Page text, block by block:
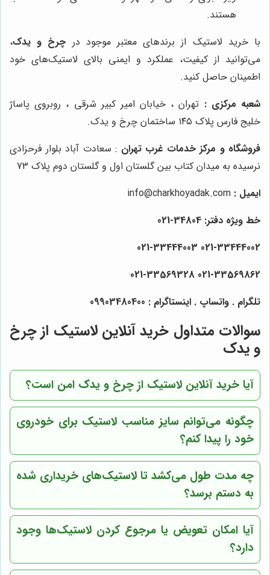
هستند.
با خرید لاستیک از برندهای معتبر موجود در چرخ و یدک،
می‌توانید از کیفیت، عملکرد و ایمنی بالای لاستیک‌های خود
اطمینان حاصل کنید.
شعبه مرکزی : تهران ، خیابان امیر کبیر شرقی ، روبروی پاساژ
خلیج فارس پلاک ۱۴۵ ساختمان چرخ و یدک.
فروشگاه و مرکز خدمات غرب تهران : سعادت آباد بلوار فرحزادی
نرسیده به میدان کتاب بین گلستان اول و گلستان دوم پلاک 73
ایمیل : info@charkhoyadak.com
خط ویژه دفتر: 34804-021
021-33444002 021-33444003
021-33569862
021-33569328
تلگرام . واتساپ . اینستاگرام : 09903480400
سوالات متداول خرید آنلاین لاستیک از چرخ
و یدک
آیا خرید آنلاین لاستیک از چرخ و یدک امن است؟
چگونه می‌توانم سایز مناسب لاستیک برای خودروی
خود را پیدا کنم؟
چه مدت طول می‌کشد تا لاستیک‌های خریداری شده
به دستم برسد؟
آیا امکان تعویض یا مرجوع کردن لاستیک‌ها وجود
دارد؟